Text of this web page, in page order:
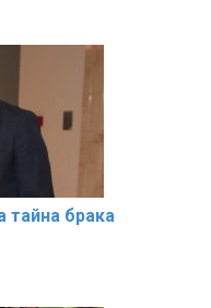
тaйна брaка